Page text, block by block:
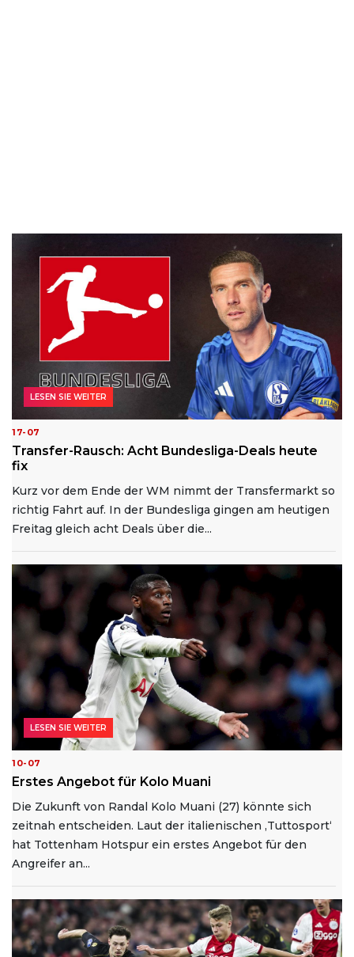
17-07
Transfer-Rausch: Acht Bundesliga-Deals heute
fix
Kurz vor dem Ende der WM nimmt der Transfermarkt so
richtig Fahrt auf. In der Bundesliga gingen am heutigen
Freitag gleich acht Deals über die...
LESEN SIE WEITER
10-07
Erstes Angebot für Kolo Muani
Die Zukunft von Randal Kolo Muani (27) könnte sich
zeitnah entscheiden. Laut der italienischen ‚Tuttosport‘
hat Tottenham Hotspur ein erstes Angebot für den
Angreifer an...
LESEN SIE WEITER